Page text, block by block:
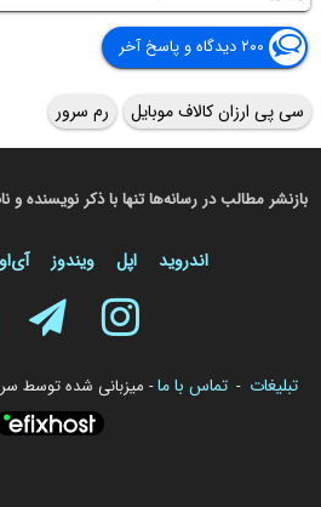
۲۰۰ دیدگاه و پاسخ آخر
سی پی ارزان کالاف موبایل رم سرور
بازنشر مطالب در رسانه‌ها تنها با ذکر نویسنده و
اندروید اپل ویندوز
تبلیغات - تماس با ما- میزبانی شده توسط